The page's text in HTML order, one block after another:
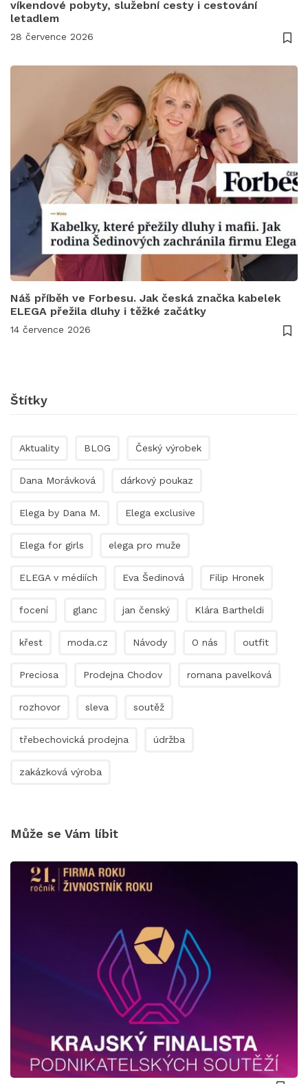
víkendové pobyty, služební cesty i cestování
letadlem
28 července 2026
Náš příběh ve Forbesu. Jak česká značka kabelek
ELEGA přežila dluhy i těžké začátky
14 července 2026
Štítky
Aktuality BLOG Český výrobek
Dana Morávková dárkový poukaz
Elega by Dana M. Elega exclusive
Elega for girls elega pro muže
ELEGA v médiích Eva Šedinová Filip Hronek
focení glanc jan čenský Klára Bartheldi
křest moda.cz Návody O nás outfit
Preciosa Prodejna Chodov romana pavelková
rozhovor sleva soutěž
třebechovická prodejna údržba
zakázková výroba
Může se Vám líbit